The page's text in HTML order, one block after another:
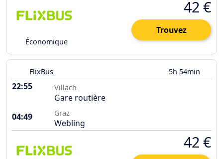
Économique
42 €
Trouvez
FlixBus 5h 54min
22:55 Villach
Gare routière
04:49
Graz
Webling
42 €